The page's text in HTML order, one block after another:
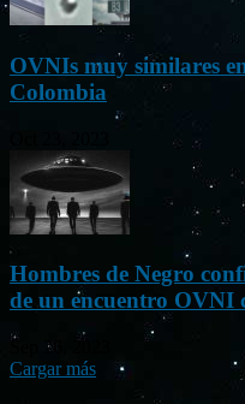
OVNIs muy similares
Colombia
Hombres de Negro
de un encuentro OVNI
Sep 26, 2023
Cargar más